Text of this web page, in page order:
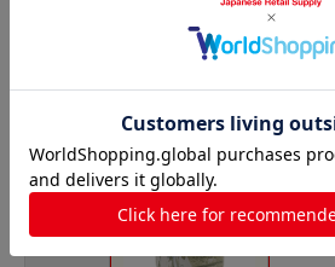
植木鉢の人気商品との比較